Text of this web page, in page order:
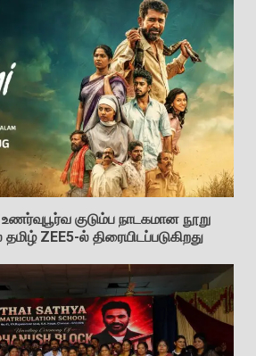
குடும்ப நாடகமான நூறு
ZEE5-ல் திரையிடப்படுகிறது